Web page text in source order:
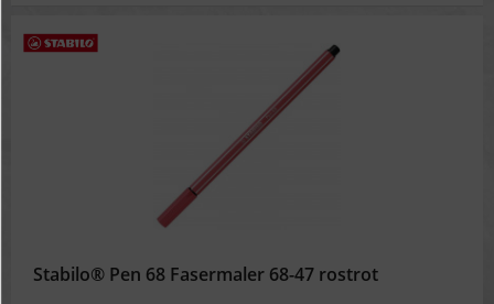
Stabilo® Pen 68 Fasermaler 68-47 rostrot